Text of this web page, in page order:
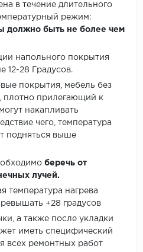
в течение длительного
режим:
должно быть не более чем
напольного покрытия
12-28 Градусов.
покрытия, мебель без
плотно прилегающий к
накапливать
чего, температура
подняться выше
беречь от
лучей.
температура нагрева
+28 градусов
а также после укладки
иметь специфический
всех ремонтных работ